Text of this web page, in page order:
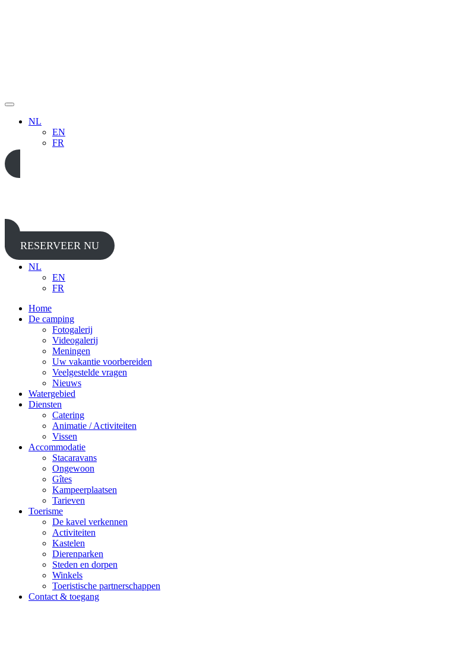
NL
EN
FR
RESERVEER NU
NL
EN
FR
Home
De camping
Fotogalerij
Videogalerij
Meningen
Uw vakantie voorbereiden
Veelgestelde vragen
Nieuws
Watergebied
Diensten
Catering
Animatie / Activiteiten
Vissen
Accommodatie
Stacaravans
Ongewoon
Gîtes
Kampeerplaatsen
Tarieven
Toerisme
De kavel verkennen
Activiteiten
Kastelen
Dierenparken
Steden en dorpen
Winkels
Toeristische partnerschappen
Contact & toegang